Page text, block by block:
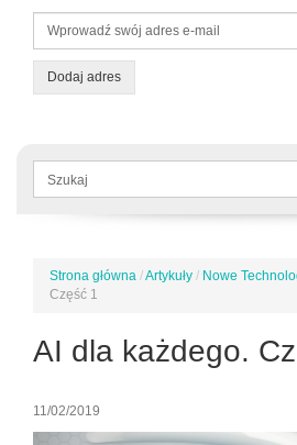
Dodaj adres
Formularz
wyszukiwania
Jesteś
tutaj
Strona główna /Artykuły / Nowe
Część 1
AI dla każdego.
11/02/2019